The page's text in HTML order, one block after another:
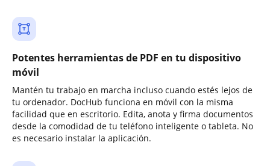
Potentes herramientas de PDF en tu dispositivo
móvil
Mantén tu trabajo en marcha incluso cuando estés lejos de
tu ordenador. DocHub funciona en móvil con la misma
facilidad que en escritorio. Edita, anota y firma documentos
desde la comodidad de tu teléfono inteligente o tableta. No
es necesario instalar la aplicación.